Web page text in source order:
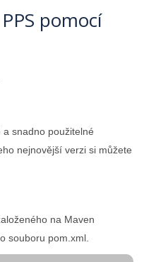
pomocí
snadno použitelné
nejnovější verzi si můžete
na Maven
souboru pom.xml.